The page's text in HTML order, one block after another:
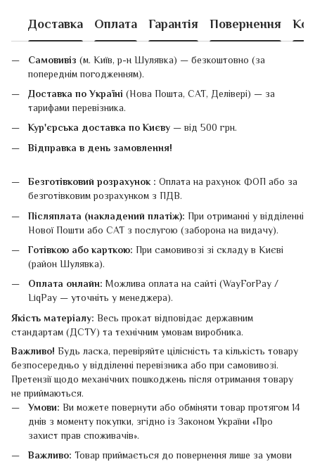
Доставка Оплата Гарантія Повернення
Самовивіз (м. Київ, р-н Шулявка) — безкоштовно (за
попереднім погодженням).
Доставка по Україні (Нова Пошта, САТ, Делівері) — за
тарифами перевізника.
Кур'єрська доставка по Києву — від 500 грн.
Відправка в день замовлення!
Безготівковий розрахунок : Оплата на рахунок ФОП або за
безготівковим розрахунком з ПДВ.
Післяплата (накладений платіж): При отриманні у відділенні
Нової Пошти або САТ з послугою (заборона на видачу).
Готівкою або карткою: При самовивозі зі складу в Києві
(район Шулявка).
Оплата онлайн: Можлива оплата на сайті (WayForPay /
LiqPay — уточніть у менеджера).
Якість матеріалу: Весь прокат відповідає державним
стандартам (ДСТУ) та технічним умовам виробника.
Важливо! Будь ласка, перевіряйте цілісність та кількість товару
безпосередньо у відділенні перевізника або при самовивозі.
Претензії щодо механічних пошкоджень після отримання товару
не приймаються.
Умови: Ви можете повернути або обміняти товар протягом 14
днів з моменту покупки, згідно із Законом України «Про
захист прав споживачів».
Важливо: Товар приймається до повернення лише за умови